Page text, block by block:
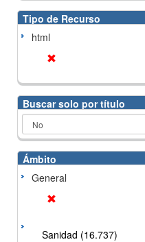
Tipo de Recurso
html
Buscar solo por título
Ámbito
General
Sanidad (16.737)